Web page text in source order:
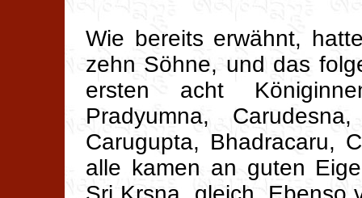
Wie bereits erwähnt,
zehn Söhne, und das
ersten acht
Pradyumna,
Carugupta, Bhadracaru,
alle kamen an guten